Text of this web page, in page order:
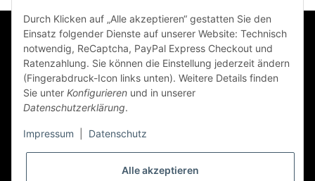
Informationen
Gesetzliche Informationen
Durch Klicken auf „Alle akzeptieren“ gestatten Sie den
Einsatz folgender Dienste auf unserer Website: Technisch
notwendig, ReCaptcha, PayPal Express Checkout und
Ratenzahlung. Sie können die Einstellung jederzeit ändern
(Fingerabdruck-Icon links unten). Weitere Details finden
Sie unter Konfigurieren und in unserer
Datenschutzerklärung.
Impressum Datenschutz
Alle akzeptieren